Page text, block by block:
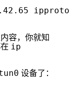
容，你就知
ip
设备了：